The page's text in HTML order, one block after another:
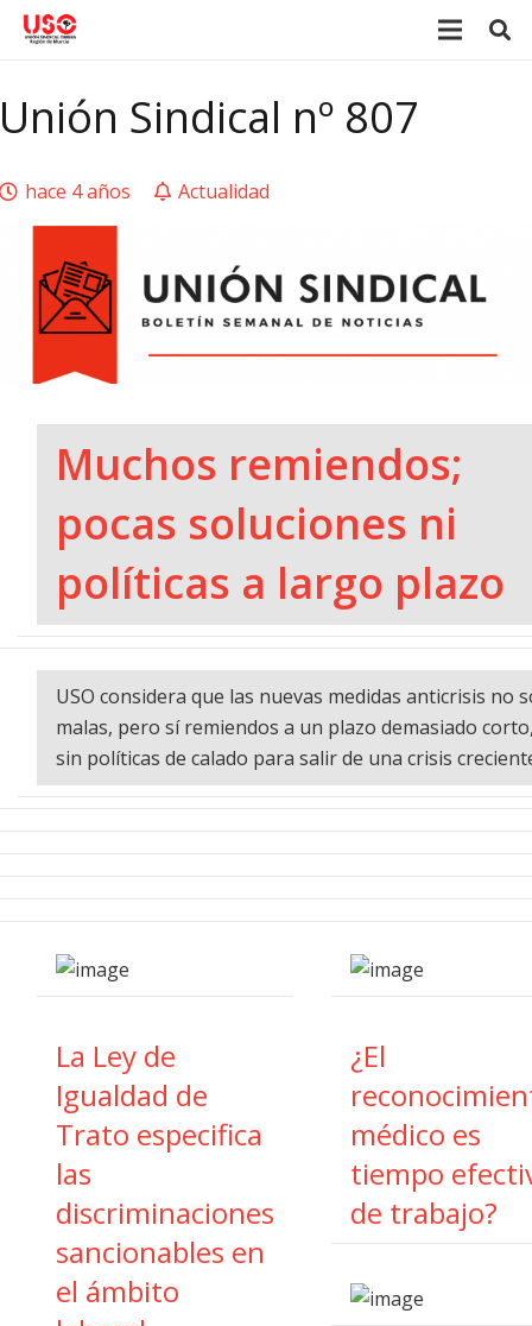
Unión Sindical nº 807
hace 4 años Actualidad
Muchos remiendos;
pocas soluciones ni
políticas a largo plazo
USO considera que las nuevas medidas anticrisis no
malas, pero sí remiendos a un plazo demasiado
sin políticas de calado para salir de una crisis
La Ley de
Igualdad de
Trato especifica
las
discriminaciones
sancionables en
el ámbito
¿El
médico es
tiempo
de trabajo?